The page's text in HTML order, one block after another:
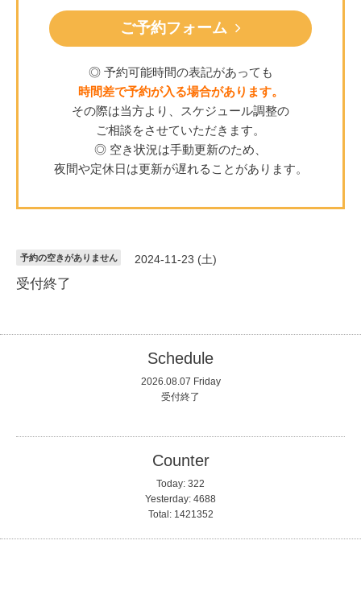
ご予約フォーム
◎ 予約可能時間の表記があっても
時間差で予約が入る場合があります。
その際は当方より、スケジュール調整の
ご相談をさせていただきます。
◎ 空き状況は手動更新のため、
夜間や定休日は更新が遅れることがあります。
予約の空きがありません 2024-11-23 (土)
受付終了
Schedule
2026.08.07 Friday
受付終了
Counter
Today: 322
Yesterday: 4688
Total: 1421352